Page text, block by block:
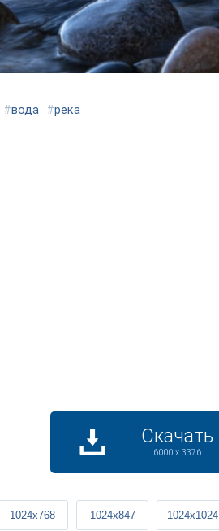
#вода #река
Скачать
6000 x 3376
1024x768 1024x847 1024x1024